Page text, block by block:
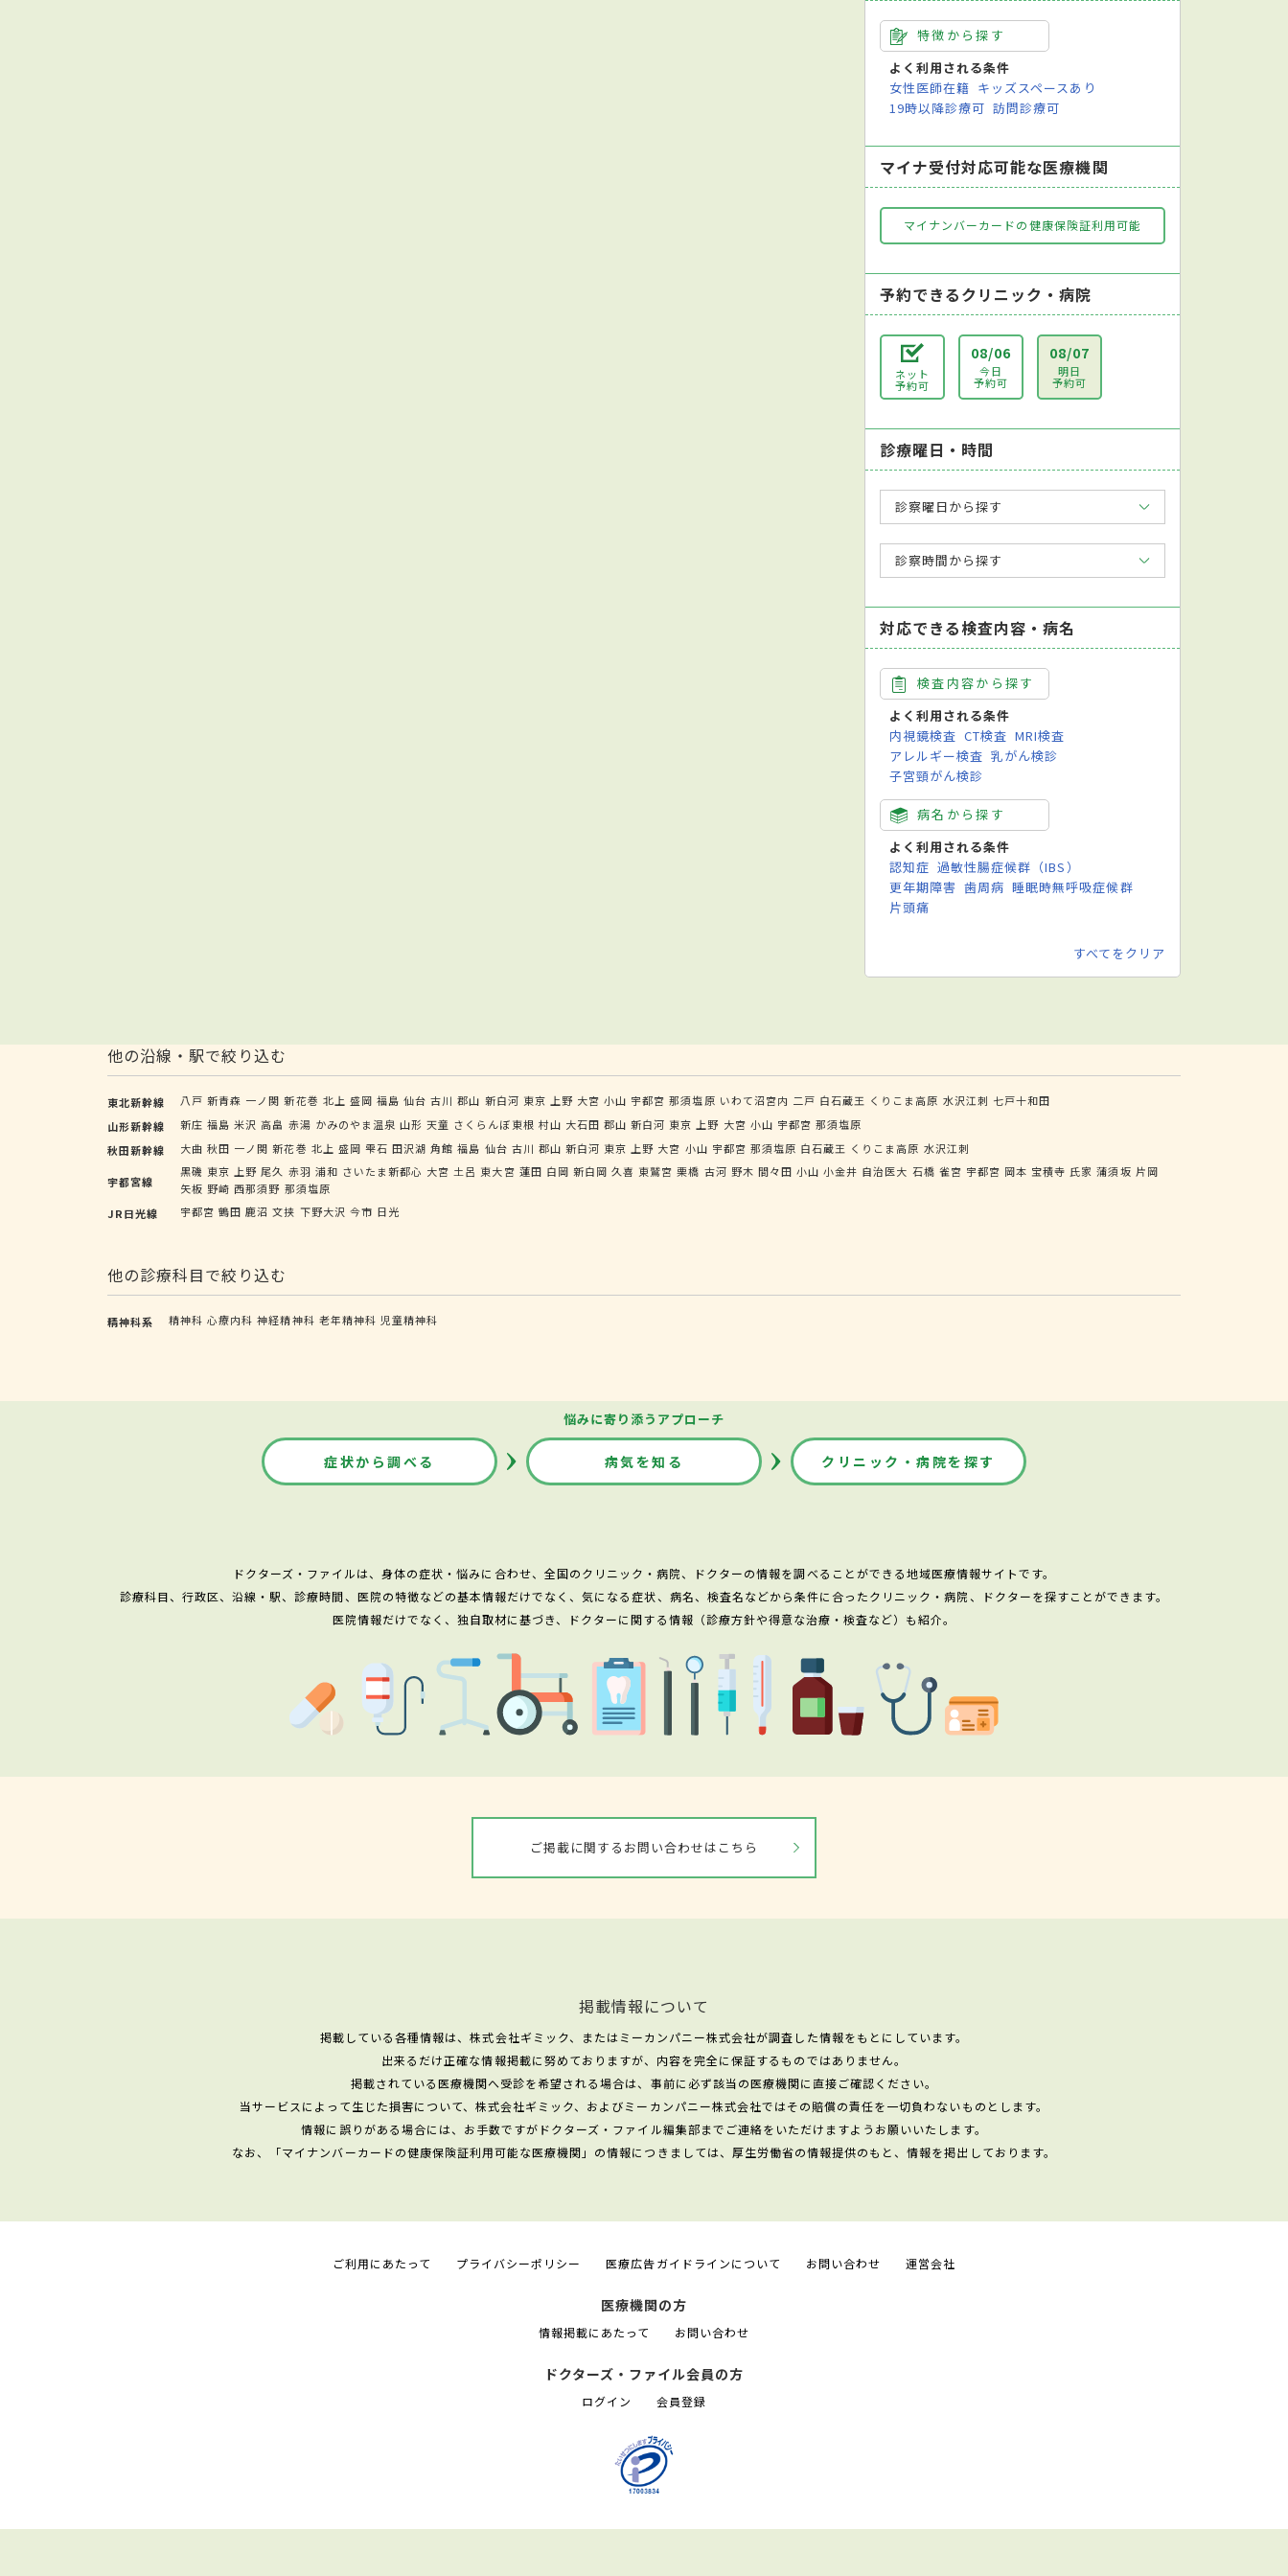
特徴から探す
よく利用される条件
女性医師在籍 キッズスペースあり
19時以降診療可 訪問診療可
マイナ受付対応可能な医療機関
マイナンバーカードの健康保険証利用可能
予約できるクリニック・病院
ネット
予約可
08/06
今日
予約可
08/07
明日
予約可
診療曜日・時間
診察曜日から探す
診察時間から探す
対応できる検査内容・病名
検査内容から探す
よく利用される条件
内視鏡検査 CT検査 MRI検査
アレルギー検査 乳がん検診
子宮頸がん検診
病名から探す
よく利用される条件
認知症 過敏性腸症候群（IBS）
更年期障害 歯周病 睡眠時無呼吸症候群
片頭痛
すべてをクリア
他の沿線・駅で絞り込む
東北新幹線 八戸 新青森 一ノ関 新花巻 北上 盛岡 福島 仙台 古川 郡山 新白河 東京 上野 大宮 小山 宇都宮 那須塩原 いわて沼宮内 二戸 白石蔵王 くりこま高原 水沢江刺 七戸十和田
山形新幹線
新庄 福島 米沢 高畠 赤湯 かみのやま温泉 山形 天童 さくらんぼ東根 村山 大石田 郡山 新白河 東京 上野 大宮 小山 宇都宮 那須塩原
秋田新幹線
大曲 秋田 一ノ関 新花巻 北上 盛岡 雫石 田沢湖 角館 福島 仙台 古川 郡山 新白河 東京 上野 大宮 小山 宇都宮 那須塩原 白石蔵王 くりこま高原 水沢江刺
宇都宮線
黒磯 東京 上野 尾久 赤羽 浦和 さいたま新都心 大宮 土呂 東大宮 蓮田 白岡 新白岡 久喜 東鷲宮 栗橋 古河 野木 間々田 小山 小金井 自治医大 石橋 雀宮 宇都宮 岡本 宝積寺 氏家 蒲須坂 片岡
矢板 野崎 西那須野 那須塩原
JR日光線
宇都宮 鶴田 鹿沼 文挟 下野大沢 今市 日光
他の診療科目で絞り込む
精神科系 精神科 心療内科 神経精神科 老年精神科 児童精神科
悩みに寄り添うアプローチ
症状から調べる 病気を知る クリニック・病院を探す
ドクターズ・ファイルは、身体の症状・悩みに合わせ、全国のクリニック・病院、ドクターの情報を調べることができる地域医療情報サイトです。
診療科目、行政区、沿線・駅、診療時間、医院の特徴などの基本情報だけでなく、気になる症状、病名、検査名などから条件に合ったクリニック・病院、ドクターを探すことができます。
医院情報だけでなく、独自取材に基づき、ドクターに関する情報（診療方針や得意な治療・検査など）も紹介。
ご掲載に関するお問い合わせはこちら
掲載情報について
掲載している各種情報は、株式会社ギミック、またはミーカンパニー株式会社が調査した情報をもとにしています。
出来るだけ正確な情報掲載に努めておりますが、内容を完全に保証するものではありません。
掲載されている医療機関へ受診を希望される場合は、事前に必ず該当の医療機関に直接ご確認ください。
当サービスによって生じた損害について、株式会社ギミック、およびミーカンパニー株式会社ではその賠償の責任を一切負わないものとします。
情報に誤りがある場合には、お手数ですがドクターズ・ファイル編集部までご連絡をいただけますようお願いいたします。
なお、「マイナンバーカードの健康保険証利用可能な医療機関」の情報につきましては、厚生労働省の情報提供のもと、情報を掲出しております。
ご利用にあたって プライバシーポリシー 医療広告ガイドラインについて お問い合わせ 運営会社
医療機関の方
情報掲載にあたって お問い合わせ
ドクターズ・ファイル会員の方
ログイン 会員登録